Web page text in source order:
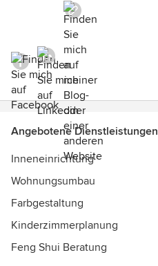
Angebotene Dienstleistungen
Inneneinrichtung
Wohnungsumbau
Farbgestaltung
Kinderzimmerplanung
Feng Shui Beratung